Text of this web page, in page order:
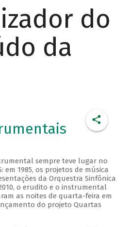
do
da
sempre teve lugar no
em 1985, os projetos de música
da Orquestra Sinfônica
2010, o erudito e o instrumental
as noites de quarta-feira em
do projeto Quartas